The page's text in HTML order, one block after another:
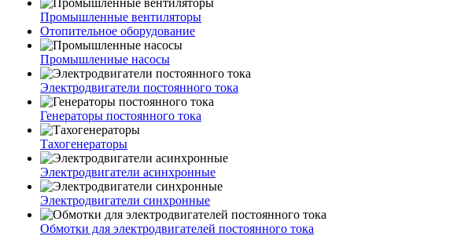
Промышленные вентиляторы
Отопительное оборудование
Промышленные насосы
Электродвигатели постоянного тока
Генераторы постоянного тока
Тахогенераторы
Электродвигатели асинхронные
Электродвигатели синхронные
Обмотки для электродвигателей постоянного тока